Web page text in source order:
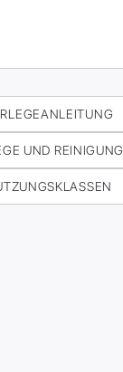
UND REINIGUNG